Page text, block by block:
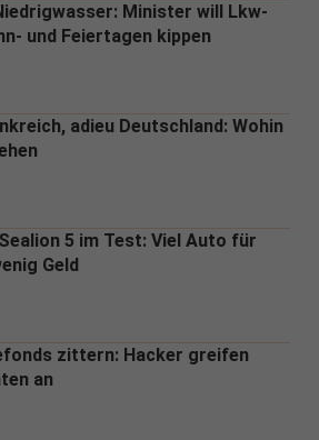
Minister will Lkw-
und Feiertagen kippen
adieu Deutschland: Wohin
5 im Test: Viel Auto für
Geld
zittern: Hacker greifen
an